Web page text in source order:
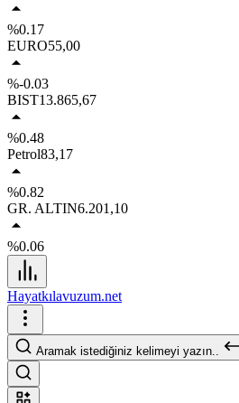
%0.17
EURO55,00
%-0.03
BIST13.865,67
%0.48
Petrol83,17
%0.82
GR. ALTIN6.201,10
%0.06
Hayatkılavuzum.net
Aramak istediğiniz kelimeyi yazın..